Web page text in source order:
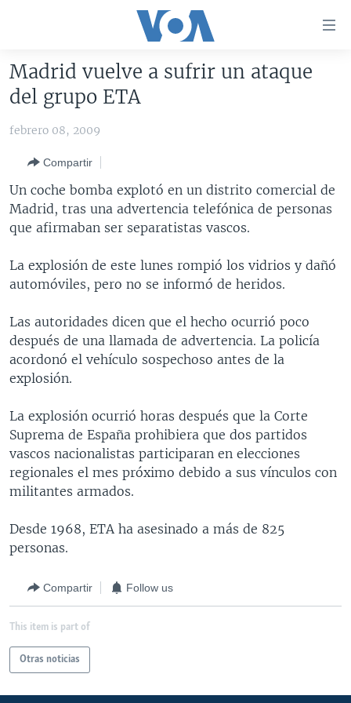
accesibilidad
Salte
contenido
Salte
navegador
principal
Salte
búsqueda
AMÉRICA DEL NORTE
EEUU
MÉXICO
HAITÍ
ELECCIONES EEUU 2024
ELECCIONES EEUU
VOTO DIVIDIDO
VOA VERIFICA
VOA VERIFICA UCRANIA/RUSIA
VOA VERIFICA INMIGRACIÓN
VOA VERIFICA AMÉRICA LATINA
AMÉRICA LATINA
ARGENTINA
BOLIVIA
CHILE
ECUADOR
VENEZUELA
CHINA EN AMÉRICA LATINA
CENTROAMÉRICA
EL SALVADOR
HONDURAS
NICARAGUA
INMIGRACIÓN
MUNDO
ECONOMÍA
TECNOLOGÍA
DEPORTES
CIENCIA Y SALUD
ESPECIALES DE LA VOA
UCRANIA
MULTIMEDIA
FOTOGRAFÍA
AUDIOS
EL MUNDO AL DÍA
FORO INTERAMERICANO
VISIÓN 360
PANORAMA
RADIO
AVANCE INFORMATIVO
AUDIONOTICIAS
ESTADOS UNIDOS AL DÍA
FORO [RADIO]
DEPORTIVO INTERNACIONAL
NOTA ECONÓMICA
ENTRETENIMIENTO
DIRECT
DOCUMENTALES DE LA VOA
Idiomas
Madrid vuelve a sufrir un ataque
del grupo ETA
febrero 08, 2009
Compartir
Un coche bomba explotó en un distrito comercial de
Madrid, tras una advertencia telefónica de personas
que afirmaban ser separatistas vascos.
La explosión de este lunes rompió los vidrios y dañó
automóviles, pero no se informó de heridos.
Las autoridades dicen que el hecho ocurrió poco
después de una llamada de advertencia. La policía
acordonó el vehículo sospechoso antes de la
explosión.
La explosión ocurrió horas después que la Corte
Suprema de España prohibiera que dos partidos
vascos nacionalistas participaran en elecciones
regionales el mes próximo debido a sus vínculos con
militantes armados.
Desde 1968, ETA ha asesinado a más de 825
personas.
Compartir Follow us
This item is part of
Otras noticias